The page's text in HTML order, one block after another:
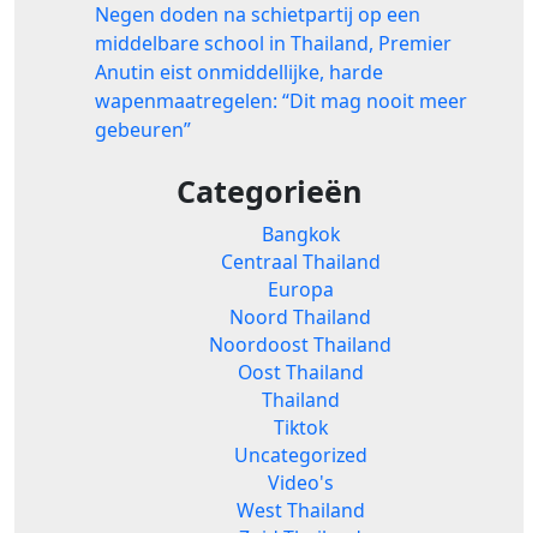
Negen doden na schietpartij op een
middelbare school in Thailand, Premier
Anutin eist onmiddellijke, harde
wapenmaatregelen: “Dit mag nooit meer
gebeuren”
Categorieën
Bangkok
Centraal Thailand
Europa
Noord Thailand
Noordoost Thailand
Oost Thailand
Thailand
Tiktok
Uncategorized
Video's
West Thailand